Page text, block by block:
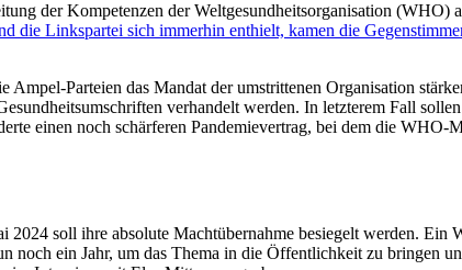
der Kompetenzen der Weltgesundheitsorganisation (WHO)
die Linkspartei sich immerhin enthielt, kamen die
Parteien das Mandat der umstrittenen Organisation
verhandelt werden. In letzterem Fall
einen noch schärferen Pandemievertrag, bei dem die WHO-
soll ihre absolute Machtübernahme besiegelt werden. Ein
ein Jahr, um das Thema in die Öffentlichkeit zu bringen